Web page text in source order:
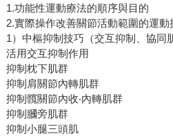
1.功能性運動療法的順序與目的
2.實際操作改善關節活動範圍的運動
1）中樞抑制技巧（交互抑制、協同
活用交互抑制作用
抑制枕下肌群
抑制肩關節內轉肌群
抑制髖關節內收‧內轉肌群
抑制膕旁肌群
抑制小腿三頭肌